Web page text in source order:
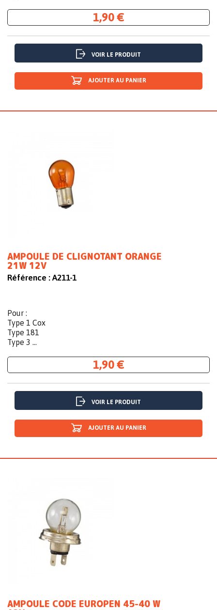
1,90 €
VOIR LE PRODUIT
AJOUTER AU PANIER
AMPOULE DE CLIGNOTANT ORANGE
21W 12V
Référence : A211-1
Pour :
Type 1 Cox
Type 181
Type 3 ...
1,90 €
VOIR LE PRODUIT
AJOUTER AU PANIER
AMPOULE CODE EUROPEN 45-40 W